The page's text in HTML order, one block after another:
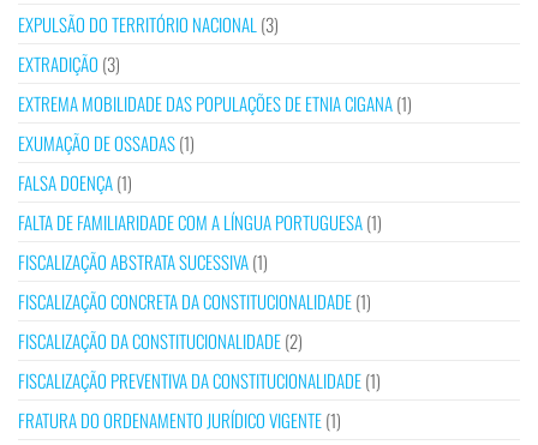
EXPULSÃO DO TERRITÓRIO NACIONAL (3)
EXTRADIÇÃO (3)
EXTREMA MOBILIDADE DAS POPULAÇÕES DE ETNIA CIGANA(1)
EXUMAÇÃO DE OSSADAS(1)
FALSA DOENÇA(1)
FALTA DE FAMILIARIDADE COM A LÍNGUA PORTUGUESA(1)
FISCALIZAÇÃO ABSTRATA SUCESSIVA(1)
FISCALIZAÇÃO CONCRETA DA CONSTITUCIONALIDADE(1)
FISCALIZAÇÃO DA CONSTITUCIONALIDADE(2)
FISCALIZAÇÃO PREVENTIVA DA CONSTITUCIONALIDADE(1)
FRATURA DO ORDENAMENTO JURÍDICO VIGENTE(1)